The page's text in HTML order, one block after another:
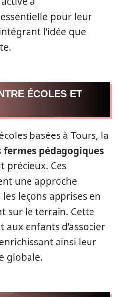
pour leur
l’idée que
ÉCOLES ET
basées à Tours, la
fermes pédagogiques
précieux. Ces
une approche
leçons apprises en
sur le terrain. Cette
enfants d’associer
ainsi leur
globale.